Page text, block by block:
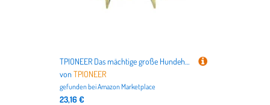
TPIONEER Das mächtige große Hundehalsband mit Nieten schützt den Hals des Hundes vor Bissen. Robustes und stilvolles Spike-Halsband für Mastiff und Pitbull.
vonTPIONEER
gefunden beiAmazon Marketplace
23,16 €